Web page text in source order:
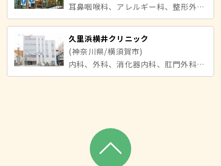
耳鼻咽喉科、アレルギー科、整形外科、内科、循環器内科
久里浜横井クリニック
(神奈川県/横須賀市)
内科、外科、消化器内科、肛門外科、脳神経外科、糖尿病内科、内分泌内科、救急科